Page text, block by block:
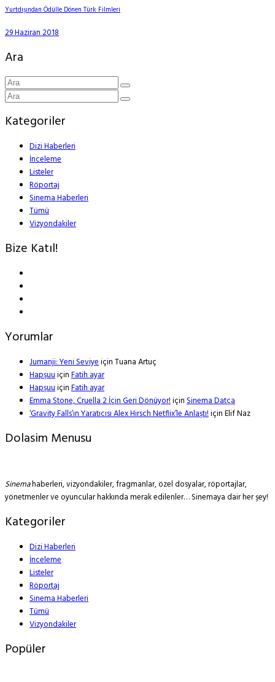
Yurtdışından Ödülle Dönen Türk Filmleri
29 Haziran 2018
Ara
Kategoriler
Dizi Haberleri
İnceleme
Listeler
Röportaj
Sinema Haberleri
Tümü
Vizyondakiler
Bize Katıl!
Yorumlar
Jumanji: Yeni SeviyeiçinTuana Artuç
HapşuuiçinFatih ayar
HapşuuiçinFatih ayar
Emma Stone, Cruella 2 İçin Geri Dönüyor!içinSinema Datça
‘Gravity Falls’ın Yaratıcısı Alex Hirsch Netflix’le Anlaştı!içinElif Naz
Dolasim Menusu
Sinemahaberleri, vizyondakiler, fragmanlar, özel dosyalar, röportajlar,
yönetmenler ve oyuncular hakkında merak edilenler… Sinemaya dair her şey!
Kategoriler
Dizi Haberleri
İnceleme
Listeler
Röportaj
Sinema Haberleri
Tümü
Vizyondakiler
Popüler